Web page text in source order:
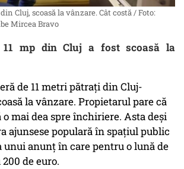
Cluj, scoasă la vânzare. Cât costă / Foto:
Mircea Bravo
11 mp din Cluj a fost scoasă la
de 11 metri pătraţi din Cluj-
la vânzare. Propietarul pare că
mai dea spre închiriere. Asta deși
ajunsese populară în spațiul public
unui anunț în care pentru o lună de
de euro.